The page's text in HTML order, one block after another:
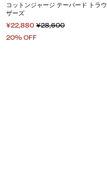
コットンジャージ テーパード トラウ
ザーズ
¥22,880 ¥28,600
20% OFF